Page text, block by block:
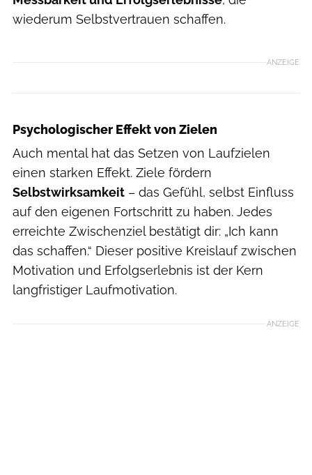
wiederum Selbstvertrauen schaffen.
ANZEIGE
Psychologischer Effekt von Zielen
Auch mental hat das Setzen von Laufzielen
einen starken Effekt. Ziele fördern
Selbstwirksamkeit – das Gefühl, selbst Einfluss
auf den eigenen Fortschritt zu haben. Jedes
erreichte Zwischenziel bestätigt dir: „Ich kann
das schaffen.“ Dieser positive Kreislauf zwischen
Motivation und Erfolgserlebnis ist der Kern
langfristiger Laufmotivation.
ANZEIGE